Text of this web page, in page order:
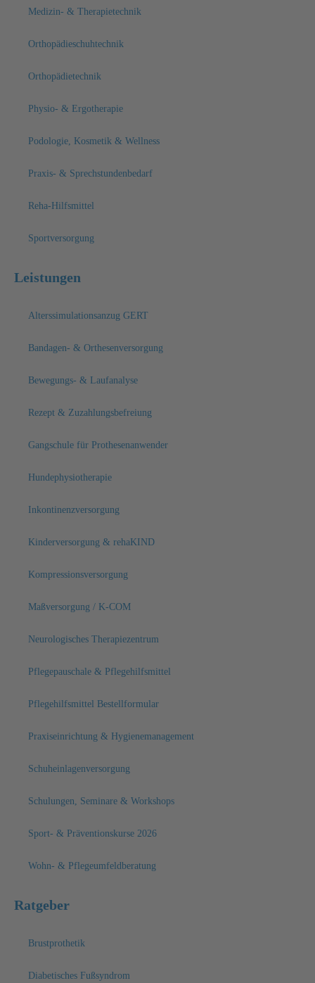
Medizin- & Therapietechnik
Orthopädieschuhtechnik
Orthopädietechnik
Physio- & Ergotherapie
Podologie, Kosmetik & Wellness
Praxis- & Sprechstundenbedarf
Reha-Hilfsmittel
Sportversorgung
Leistungen
Alterssimulationsanzug GERT
Bandagen- & Orthesenversorgung
Bewegungs- & Laufanalyse
Rezept & Zuzahlungsbefreiung
Gangschule für Prothesenanwender
Hundephysiotherapie
Inkontinenzversorgung
Kinderversorgung & rehaKIND
Kompressionsversorgung
Maßversorgung / K-COM
Neurologisches Therapiezentrum
Pflegepauschale & Pflegehilfsmittel
Pflegehilfsmittel Bestellformular
Praxiseinrichtung & Hygienemanagement
Schuheinlagenversorgung
Schulungen, Seminare & Workshops
Sport- & Präventionskurse 2026
Wohn- & Pflegeumfeldberatung
Ratgeber
Brustprothetik
Diabetisches Fußsyndrom